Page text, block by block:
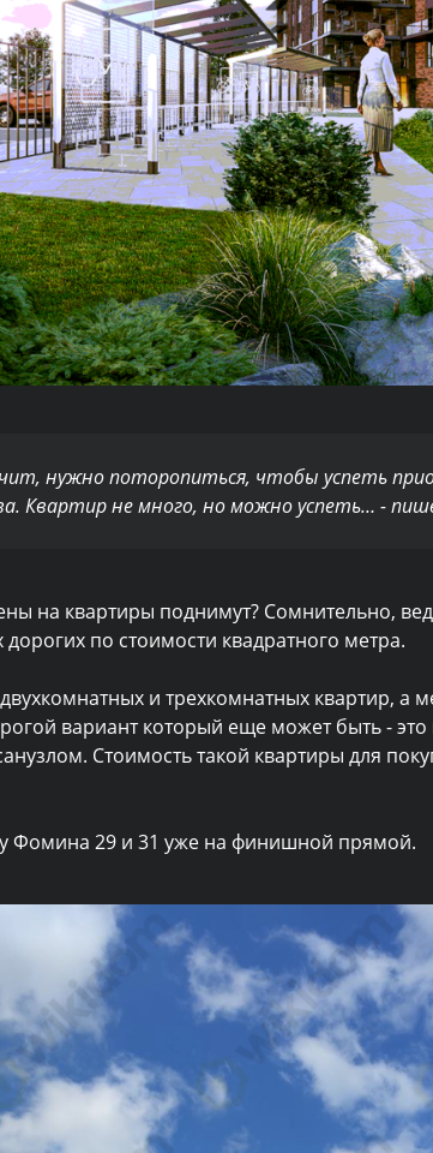
нужно поторопиться, чтобы успеть
Квартир не много, но можно успеть… -
на квартиры поднимут? Сомнительно,
по стоимости квадратного метра.
и трехкомнатных квартир,
вариант который еще может быть -
Стоимость такой квартиры для
Фомина 29 и 31 уже на финишной прямой.